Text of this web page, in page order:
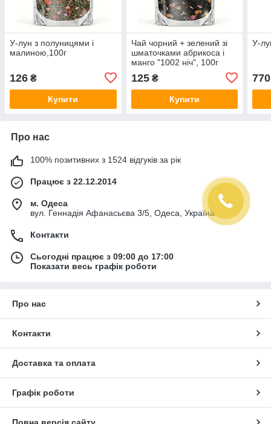
У-лун з полуницями і
малиною,100г
126 ₴
Купити
Чай чорний + зелений зі
шматочками абрикоса і
манго "1002 ніч", 100г
125₴
Купити
У-
770
Про нас
100% позитивних з 1524 відгуків за рік
Працює з 22.12.2014
м. Одеса
вул. Геннадія Афанасьєва 3/5, Одеса, Україна
Контакти
Сьогодні працює з 09:00 до 17:00
Показати весь графік роботи
Про нас
Контакти
Доставка та оплата
Графік роботи